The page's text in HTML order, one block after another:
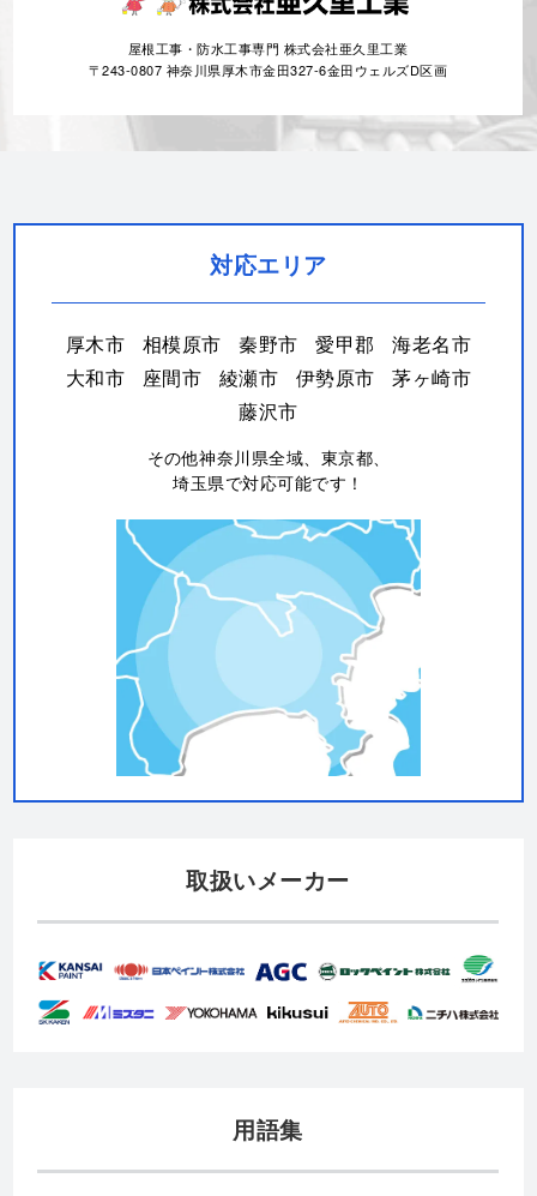
屋根工事・防水工事専門 株式会社亜久里工業
〒243-0807 神奈川県厚木市金田327-6金田ウェルズD区画
対応エリア
厚木市 相模原市 秦野市 愛甲郡
海老名市
大和市
座間市 綾瀬市 伊勢原市
茅ヶ崎市
藤沢市
その他神奈川県全域、東京都、
埼玉県で対応可能です！
取扱いメーカー
用語集